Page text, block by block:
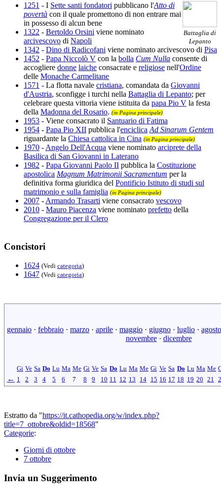
Battaglia di
Lepanto
1251 - I Sette santi fondatori pubblicano l'Atto di
povertà con il quale promettono di non entrare mai
in possesso di alcun bene
1322 - Bertoldo Orsini viene nominato
arcivescovo di Napoli
1342 - Dino di Radicofani viene nominato arcivescovo di Pisa
1452 - Papa Niccolò V con la bolla Cum Nulla consente di
accogliere donne laiche consacrate e religiose nell'Ordine
delle Monache Carmelitane
1571 - La flotta navale cristiana, comandata da Giovanni
d'Austria, sconfigge i turchi nella Battaglia di Lepanto; per
celebrare questa vittoria viene istituita da papa Pio V la festa
della Madonna del Rosario. (in Pagina principale)
1953 - Viene consacrato il Santuario di Fatima
1954 - Papa Pio XII pubblica l'enciclica Ad Sinarum Gentem
riguardante la Chiesa cattolica in Cina (in Pagina principale)
1970 - Angelo Dell'Acqua viene nominato arciprete della
Basilica di San Giovanni in Laterano
1982 - Papa Giovanni Paolo II pubblica la Costituzione
apostolica Magnum Matrimonii Sacramentum per la
definitiva forma giuridica del Pontificio Istituto di studi sul
matrimonio e sulla famiglia (in Pagina principale)
2007 - Armando Trasarti viene consacrato vescovo
2010 - Mauro Piacenza viene nominato prefetto della
Congregazione per il Clero
Concistori
1624 (Vedi categoria)
1647 (Vedi categoria)
gennaio · febbraio · marzo · aprile · maggio · giugno · luglio · agosto
novembre· dicembre
Gi Ve Sa Do Lu Ma Me Gi Ve Sa Do Lu Ma Me Gi Ve Sa Do Lu Ma Me
← 1 2 3 4 5 6 7 8 9 10 11 12 13 14 15 16 17 18 19 20 21
Estratto da "https://it.cathopedia.org/w/index.php?
title=7_ottobre&oldid=18568"
Categorie:
Giorni di ottobre
7 ottobre
Invia un Suggerimento